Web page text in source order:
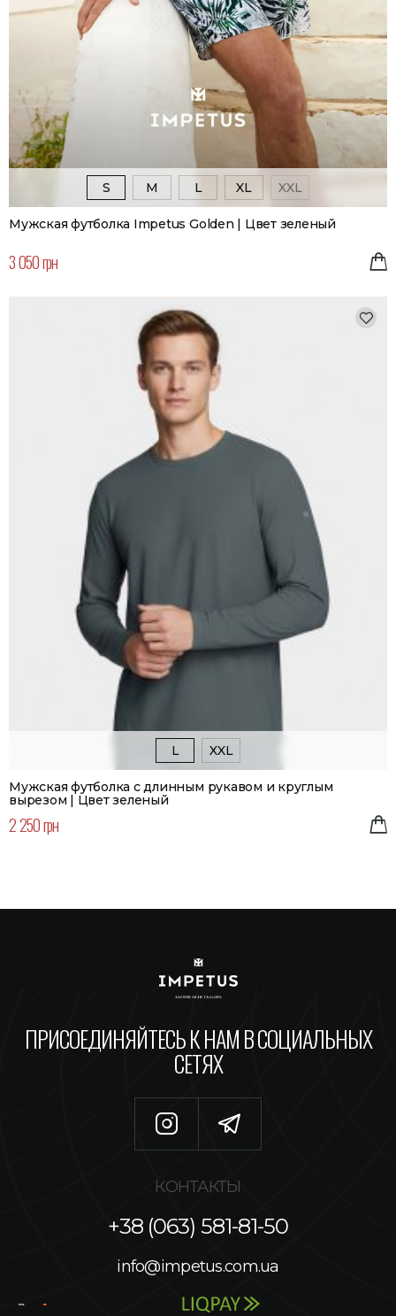
S M L XL XXL
Мужская футболка Impetus Golden | Цвет зеленый
3 050 грн
L XXL
Мужская футболка с длинным рукавом и круглым
вырезом | Цвет зеленый
2 250 грн
ПРИСОЕДИНЯЙТЕСЬ К НАМ В СОЦИАЛЬНЫХ
СЕТЯХ
КОНТАКТЫ
+38 (063) 581-81-50
info@impetus.com.ua